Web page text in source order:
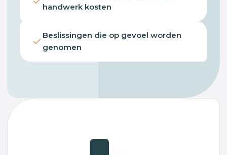
handwerk kosten
Beslissingen die op gevoel worden
genomen